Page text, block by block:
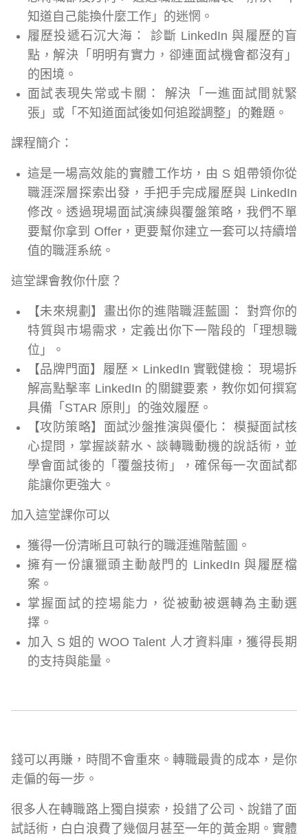
知道自己能換什麼工作」的迷惘。
履歷投遞石沉大海： 診斷 LinkedIn 與履歷的盲
點，解決「明明有實力，卻連面試機會都沒有」
的困境。
面試表現失常或卡關： 解決「一進面試間就緊
張」或「不知道面試後如何追蹤調整」的難題。
課程簡介：
這是一場高效能的實體工作坊，由 S 姐帶領你從
職涯深層探索出發，手把手完成履歷與 LinkedIn
修改。透過現場面試演練與覆盤策略，我們不單
要幫你拿到 Offer，更要幫你建立一套可以持續增
值的職涯系統。
這堂課會教你什麼？
【未來規劃】畫出你的進階職涯藍圖： 對齊你的
特質與市場需求，定義出你下一階段的「理想職
位」。
【品牌門面】履歷 × LinkedIn 實戰健檢： 現場拆
解高點擊率 LinkedIn 的關鍵要素，教你如何撰寫
具備「STAR 原則」的強效履歷。
【攻防策略】面試沙盤推演與優化： 模擬面試核
心提問，掌握談薪水、談轉職動機的說話術，並
學會面試後的「覆盤技術」，確保每一次面試都
能讓你更強大。
加入這堂課你可以
獲得一份清晰且可執行的職涯進階藍圖。
擁有一份讓獵頭主動敲門的 LinkedIn 與履歷檔
案。
掌握面試的控場能力，從被動被選轉為主動選
擇。
加入 S 姐的 WOO Talent 人才資料庫，獲得長期
的支持與能量。
錢可以再賺，時間不會重來。轉職最貴的成本，是你
走偏的每一步。
很多人在轉職路上獨自摸索，投錯了公司、說錯了面
試話術，白白浪費了幾個月甚至一年的黃金期。實體